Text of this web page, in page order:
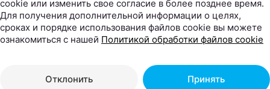
. Отметим, что это мультибрендовый салон,
коллекции еще как минимум 10 марок!
57Б (пав. 206)
cookie или изменить свое согласие в более позднее время.
Для получения дополнительной информации о целях,
сроках и порядке использования файлов cookie вы можете
ознакомиться с нашей Политикой обработки файлов cookie
Отклонить Принять